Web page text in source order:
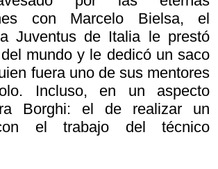
con Marcelo Bielsa, el
Juventus de Italia le prestó
mundo y le dedicó un saco
fuera uno de sus mentores
Incluso, en un aspecto
Borghi: el de realizar un
el trabajo del técnico